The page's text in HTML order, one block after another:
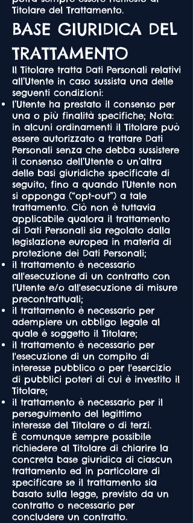
Titolare del Trattamento.
BASE GIURIDICA DEL
TRATTAMENTO
Il Titolare tratta Dati Personali relativi
all’Utente in caso sussista una delle
seguenti condizioni:
l’Utente ha prestato il consenso per
una o più finalità specifiche; Nota:
in alcuni ordinamenti il Titolare può
essere autorizzato a trattare Dati
Personali senza che debba sussistere
il consenso dell’Utente o un’altra
delle basi giuridiche specificate di
seguito, fino a quando l’Utente non
si opponga (“opt-out”) a tale
trattamento. Ciò non è tuttavia
applicabile qualora il trattamento
di Dati Personali sia regolato dalla
legislazione europea in materia di
protezione dei Dati Personali;
il trattamento è necessario
all'esecuzione di un contratto con
l’Utente e/o all'esecuzione di misure
precontrattuali;
il trattamento è necessario per
adempiere un obbligo legale al
quale è soggetto il Titolare;
il trattamento è necessario per
l'esecuzione di un compito di
interesse pubblico o per l'esercizio
di pubblici poteri di cui è investito il
Titolare;
il trattamento è necessario per il
perseguimento del legittimo
interesse del Titolare o di terzi.
È comunque sempre possibile
richiedere al Titolare di chiarire la
concreta base giuridica di ciascun
trattamento ed in particolare di
specificare se il trattamento sia
basato sulla legge, previsto da un
contratto o necessario per
concludere un contratto.